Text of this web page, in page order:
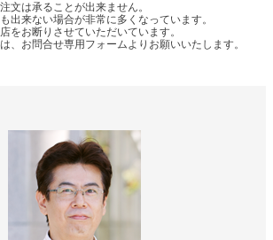
文は承ることが出来ません。
出来ない場合が非常に多くなっています。
をお断りさせていただいています。
、お問合せ専用フォームよりお願いいたします。